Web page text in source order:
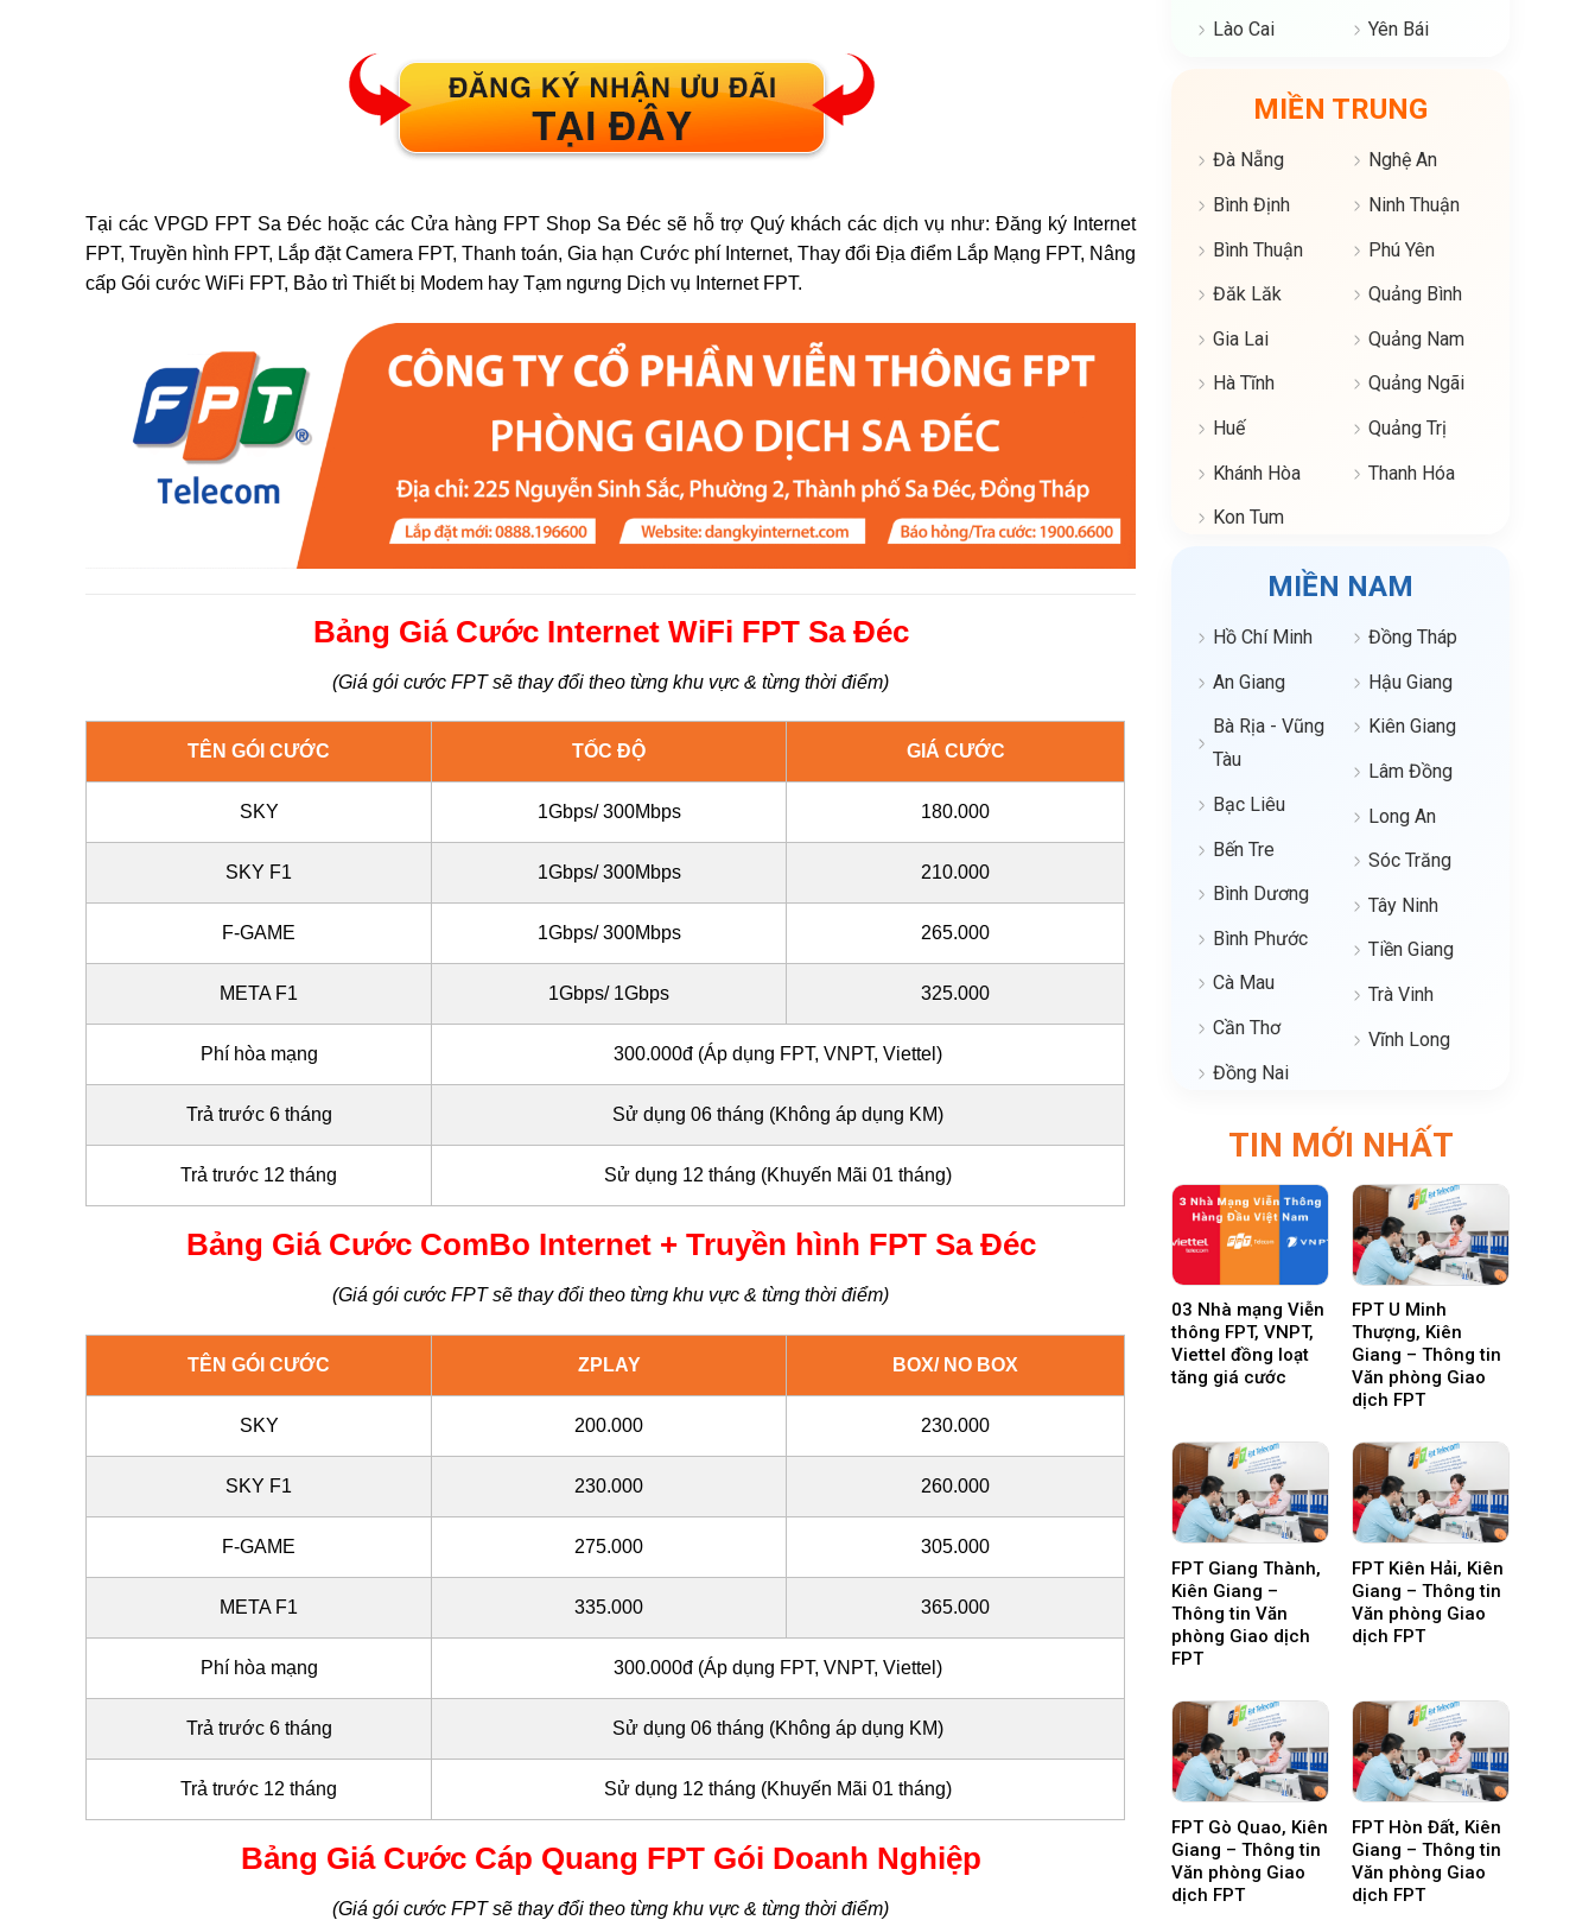
Tại các VPGD FPT Sa Đéc hoặc các Cửa hàng FPT Shop Sa Đéc sẽ hỗ trợ Quý khách các dịch vụ như: Đăng ký Internet
FPT, Truyền hình FPT, Lắp đặt Camera FPT, Thanh toán, Gia hạn Cước phí Internet, Thay đổi Địa điểm Lắp Mạng FPT, Nâng
cấp Gói cước WiFi FPT, Bảo trì Thiết bị Modem hay Tạm ngưng Dịch vụ Internet FPT.
Bảng Giá Cước Internet WiFi FPT Sa Đéc
(Giá gói cước FPT sẽ thay đổi theo từng khu vực & từng thời điểm)
TÊN GÓI CƯỚC TỐC ĐỘ GIÁ CƯỚC
SKY 1Gbps/ 300Mbps 180.000
SKY F1 1Gbps/ 300Mbps 210.000
F-GAME 1Gbps/ 300Mbps 265.000
META F1 1Gbps/ 1Gbps 325.000
Phí hòa mạng 300.000đ (Áp dụng FPT, VNPT, Viettel)
Trả trước 6 tháng Sử dụng 06 tháng (Không áp dụng KM)
Trả trước 12 tháng Sử dụng 12 tháng (Khuyến Mãi 01 tháng)
Bảng Giá Cước ComBo Internet + Truyền hình FPT Sa Đéc
(Giá gói cước FPT sẽ thay đổi theo từng khu vực & từng thời điểm)
TÊN GÓI CƯỚC ZPLAY BOX/ NO BOX
SKY 200.000 230.000
SKY F1 230.000 260.000
F-GAME 275.000 305.000
META F1 335.000 365.000
Phí hòa mạng 300.000đ (Áp dụng FPT, VNPT, Viettel)
Trả trước 6 tháng Sử dụng 06 tháng (Không áp dụng KM)
Trả trước 12 tháng Sử dụng 12 tháng (Khuyến Mãi 01 tháng)
Bảng Giá Cước Cáp Quang FPT Gói Doanh Nghiệp
(Giá gói cước FPT sẽ thay đổi theo từng khu vực & từng thời điểm)
Lào Cai
Yên Bái
MIỀN TRUNG
Đà Nẵng
Bình Định
Bình Thuận
Đăk Lăk
Gia Lai
Hà Tĩnh
Huế
Khánh Hòa
Kon Tum
Nghệ An
Ninh Thuận
Phú Yên
Quảng Bình
Quảng Nam
Quảng Ngãi
Quảng Trị
Thanh Hóa
MIỀN NAM
Hồ Chí Minh
An Giang
Bà Rịa - Vũng
Tàu
Bạc Liêu
Bến Tre
Bình Dương
Bình Phước
Cà Mau
Cần Thơ
Đồng Nai
Đồng Tháp
Hậu Giang
Kiên Giang
Lâm Đồng
Long An
Sóc Trăng
Tây Ninh
Tiền Giang
Trà Vinh
Vĩnh Long
TIN MỚI NHẤT
03 Nhà mạng Viễn
thông FPT, VNPT,
Viettel đồng loạt
tăng giá cước
FPT U Minh
Thượng, Kiên
Giang – Thông tin
Văn phòng Giao
dịch FPT
FPT Giang Thành,
Kiên Giang –
Thông tin Văn
phòng Giao dịch
FPT
FPT Kiên Hải, Kiên
Giang – Thông tin
Văn phòng Giao
dịch FPT
FPT Gò Quao, Kiên
Giang – Thông tin
Văn phòng Giao
dịch FPT
FPT Hòn Đất, Kiên
Giang – Thông tin
Văn phòng Giao
dịch FPT